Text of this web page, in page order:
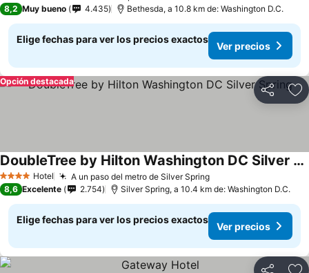
8,2 Muy bueno 4.435 Bethesda, a 10.8 km de: Washington D.C.
Elige fechas para ver los precios exactos
Ver precios
Compartir
Opción destacada
4 EstrellasHotel A un paso del metro de Silver SpringVer precios
DoubleTree by Hilton Washington DC Silver Spring
Ver precios
8,6 Excelente 2.754 Silver Spring, a 10.4 km de: Washington D.C.
Elige fechas para ver los precios exactos
Ver precios